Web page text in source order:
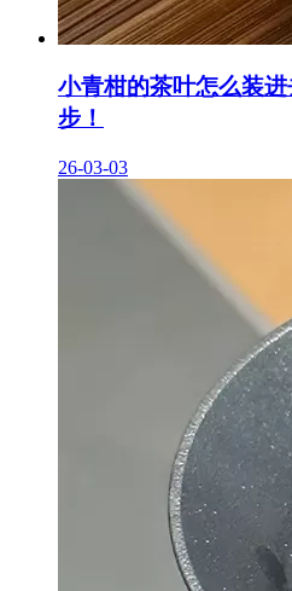
小青柑的茶叶怎么装
步！
26-03-03